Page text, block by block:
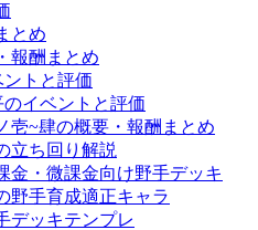
とめ
報酬まとめ
トと評価
イベントと評価
壱~肆の概要・報酬まとめ
立ち回り解説
金・微課金向け野手デッキ
野手育成適正キャラ
デッキテンプレ